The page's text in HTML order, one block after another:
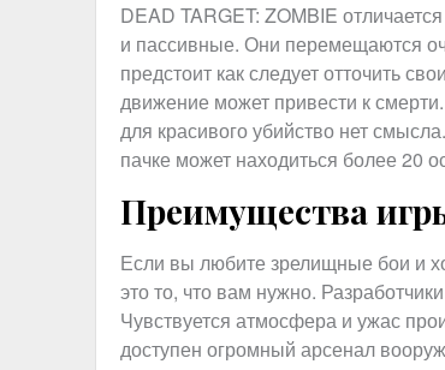
DEAD TARGET: ZOMBIE
и пассивные. Они перемещаются
предстоит как следует отточить
движение может привести к
для красивого убийство нет
пачке может находиться более 20
Преимущества
Если вы любите зрелищные бои и
это то, что вам нужно.
Чувствуется атмосфера и ужас
доступен огромный арсенал